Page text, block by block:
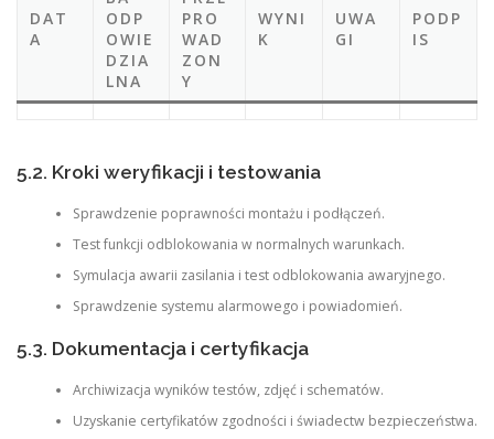
DAT
A
ODP
OWIE
DZIA
LNA
PRO
WAD
ZON
Y
WYNI
K
UWA
GI
PODP
IS
5.2. Kroki weryfikacji i testowania
Sprawdzenie poprawności montażu i podłączeń.
Test funkcji odblokowania w normalnych warunkach.
Symulacja awarii zasilania i test odblokowania awaryjnego.
Sprawdzenie systemu alarmowego i powiadomień.
5.3. Dokumentacja i certyfikacja
Archiwizacja wyników testów, zdjęć i schematów.
Uzyskanie certyfikatów zgodności i świadectw bezpieczeństwa.